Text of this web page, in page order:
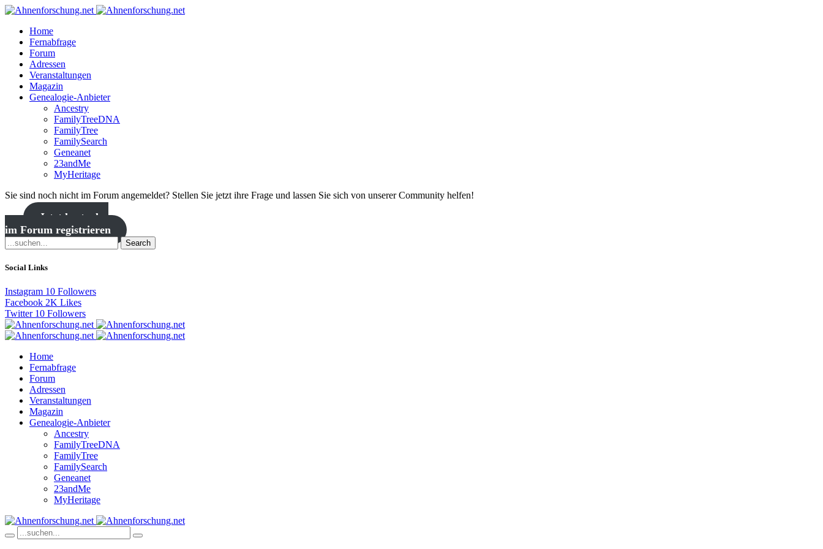
Home
Fernabfrage
Forum
Adressen
Veranstaltungen
Magazin
Genealogie-Anbieter
Ancestry
FamilyTreeDNA
FamilyTree
FamilySearch
Geneanet
23andMe
MyHeritage
Sie sind noch nicht im Forum angemeldet? Stellen Sie jetzt ihre Frage und lassen Sie sich von unserer Community helfen!
Jetzt kostenlos
im Forum registrieren
Search
Social Links
Instagram 10 Followers
Facebook 2K Likes
Twitter 10 Followers
Home
Fernabfrage
Forum
Adressen
Veranstaltungen
Magazin
Genealogie-Anbieter
Ancestry
FamilyTreeDNA
FamilyTree
FamilySearch
Geneanet
23andMe
MyHeritage